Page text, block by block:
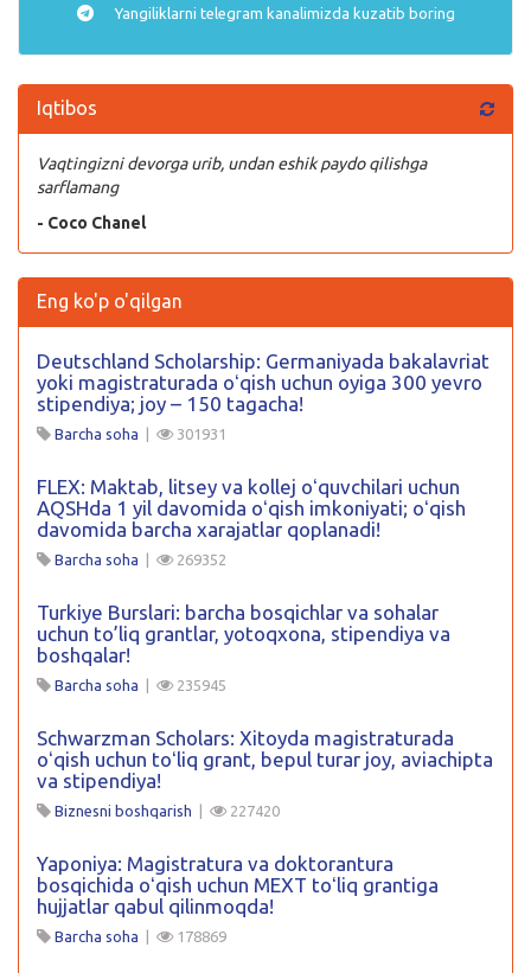
Yangiliklarni telegram kanalimizda kuzatib boring
Iqtibos
Vaqtingizni devorga urib, undan eshik paydo qilishga
sarflamang
- Coco Chanel
Eng ko'p o'qilgan
Deutschland Scholarship: Germaniyada bakalavriat
yoki magistraturada oʻqish uchun oyiga 300 yevro
stipendiya; joy – 150 tagacha!
Barcha soha | 301931
FLEX: Maktab, litsey va kollej oʻquvchilari uchun
AQSHda 1 yil davomida oʻqish imkoniyati; oʻqish
davomida barcha xarajatlar qoplanadi!
Barcha soha | 269352
Turkiye Burslari: barcha bosqichlar va sohalar
uchun to’liq grantlar, yotoqxona, stipendiya va
boshqalar!
Barcha soha | 235945
Schwarzman Scholars: Xitoyda magistraturada
oʻqish uchun toʻliq grant, bepul turar joy, aviachipta
va stipendiya!
Biznesni boshqarish | 227420
Yaponiya: Magistratura va doktorantura
bosqichida oʻqish uchun MEXT toʻliq grantiga
hujjatlar qabul qilinmoqda!
Barcha soha | 178869